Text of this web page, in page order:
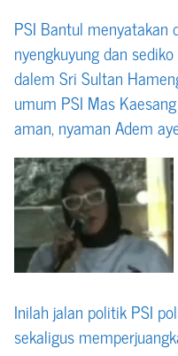
PSI Bantul menyatakan
nyengkuyung dan
dalem Sri Sultan
umum PSI Mas
aman, nyaman Adem
Inilah jalan politik PSI
sekaligus